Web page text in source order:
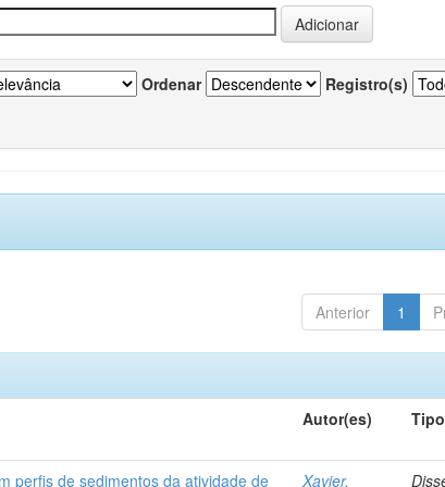
Ordenar Registro(s)
Anterior 1
Autor(es) Tipo
perfis de sedimentos da atividade de Xavier,